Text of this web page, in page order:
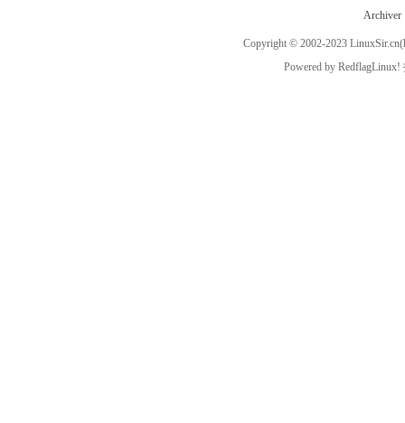
Archiver
Copyright © 2002-2023 LinuxSir.cn
Powered by RedflagLinux!